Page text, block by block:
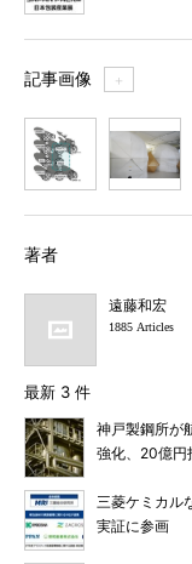
記事画像 ＋
著者
遠藤和宏
1885 Articles
最新 3 件
神戸製鋼所が
強化、20億円
三菱ケミカル
実証に参画